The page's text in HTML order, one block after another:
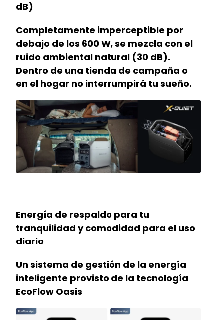
dB)
Completamente imperceptible por
debajo de los 600 W, se mezcla con el
ruido ambiental natural (30 dB).
Dentro de una tienda de campaña o
en el hogar no interrumpirá tu sueño.
Energía de respaldo para tu
tranquilidad y comodidad para el uso
diario
Un sistema de gestión de la energía
inteligente provisto de la tecnología
EcoFlow Oasis